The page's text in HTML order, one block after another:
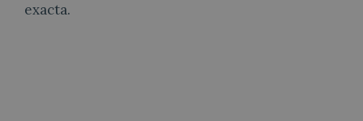
exacta.